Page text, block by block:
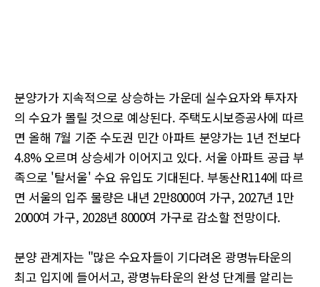
분양가가 지속적으로 상승하는 가운데 실수요자와 투자자
의 수요가 몰릴 것으로 예상된다. 주택도시보증공사에 따르
면 올해 7월 기준 수도권 민간 아파트 분양가는 1년 전보다
4.8% 오르며 상승세가 이어지고 있다. 서울 아파트 공급 부
족으로 '탈서울' 수요 유입도 기대된다. 부동산R114에 따르
면 서울의 입주 물량은 내년 2만8000여 가구, 2027년 1만
2000여 가구, 2028년 8000여 가구로 감소할 전망이다.
분양 관계자는 "많은 수요자들이 기다려온 광명뉴타운의
최고 입지에 들어서고, 광명뉴타운의 완성 단계를 알리는